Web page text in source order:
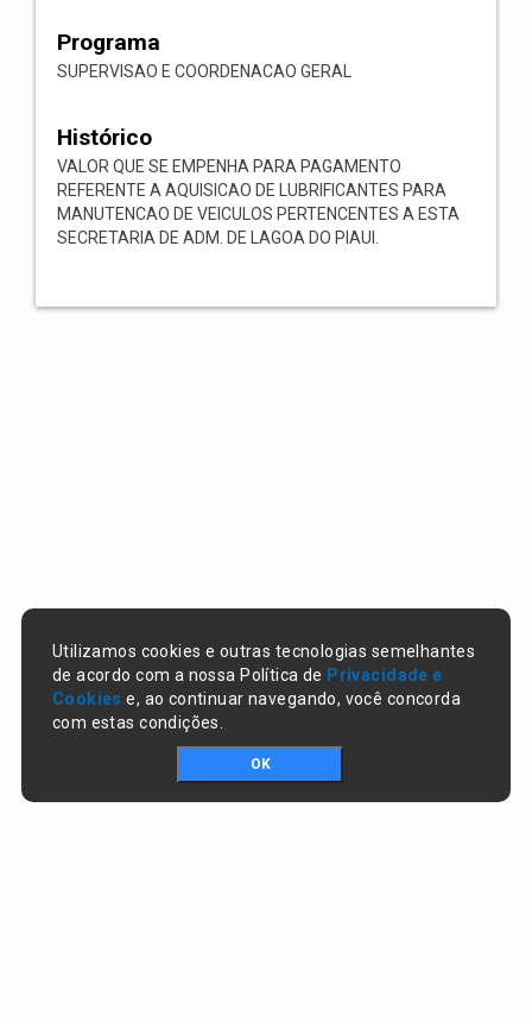
Programa
SUPERVISAO E COORDENACAO GERAL
Histórico
VALOR QUE SE EMPENHA PARA PAGAMENTO
REFERENTE A AQUISICAO DE LUBRIFICANTES PARA
MANUTENCAO DE VEICULOS PERTENCENTES A ESTA
SECRETARIA DE ADM. DE LAGOA DO PIAUI.
Utilizamos cookies e outras tecnologias semelhantes
de acordo com a nossa Política de Privacidade e
Cookies e, ao continuar navegando, você concorda
com estas condições.
OK